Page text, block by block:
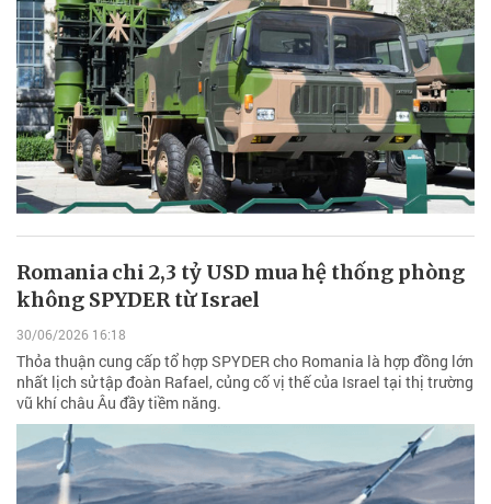
Romania chi 2,3 tỷ USD mua hệ thống phòng
không SPYDER từ Israel
30/06/2026 16:18
Thỏa thuận cung cấp tổ hợp SPYDER cho Romania là hợp đồng lớn
nhất lịch sử tập đoàn Rafael, củng cố vị thế của Israel tại thị trường
vũ khí châu Âu đầy tiềm năng.